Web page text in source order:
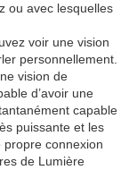
ou avec lesquelles
voir une vision
personnellement.
vision de
d’avoir une
capable
puissante et les
propre connexion
de Lumière